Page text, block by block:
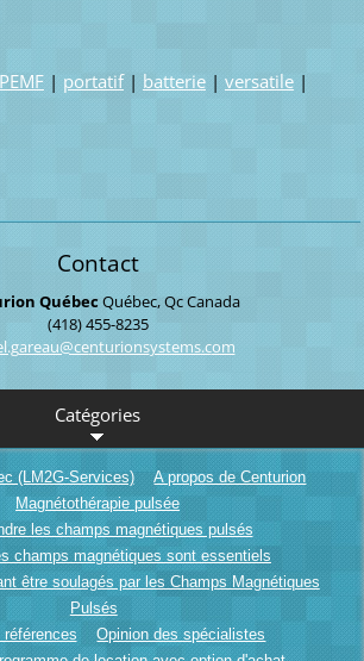
PEMF | portatif | batterie | versatile |
Contact
QuébecQuébec, QcCanada
(418) 455-8235
areau@centurionsystems.com
Catégories
(LM2G-Services)
A propos de Centurion
Magnétothérapie pulsée
les champs magnétiques pulsés
champs magnétiques sont essentiels
être soulagés par les Champs Magnétiques
Pulsés
Opinion des spécialistes